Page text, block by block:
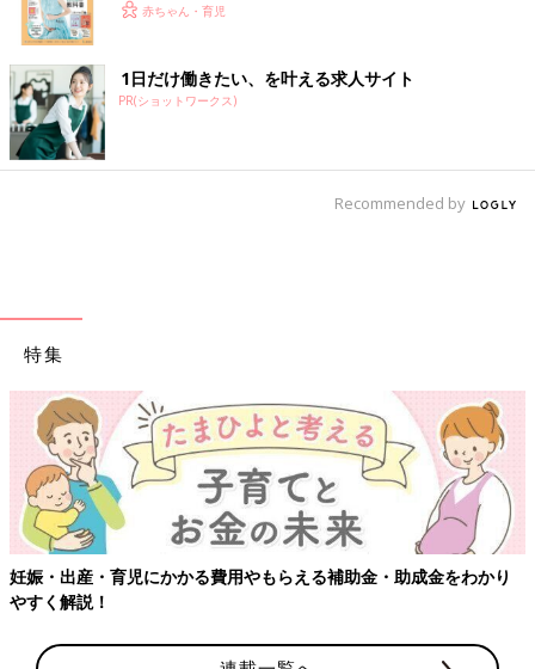
赤ちゃん・育児
1日だけ働きたい、を叶える求人サイト
PR(ショットワークス)
Recommended by
特集
妊娠・出産・育児にかかる費用やもらえる補助金・助成金をわかり
やすく解説！